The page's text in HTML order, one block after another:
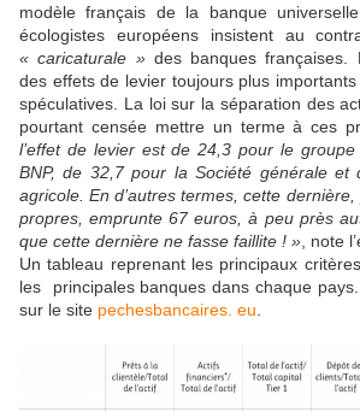
modèle français de la banque
écologistes européens insistent au
« caricaturale »des banques françaises.
des effets de levier toujours plus
spéculatives. La loi sur la séparation des
pourtant censée mettre un terme à ces
l’effet de levier est de 24,3 pour le
BNP, de 32,7 pour la Société générale
agricole. En d’autres termes, cette
propres, emprunte 67 euros, à peu près
que cette dernière ne fasse faillite ! » , note
Un tableau reprenant les principaux
les principales banques dans chaque
sur le site pechesbancaires. eu